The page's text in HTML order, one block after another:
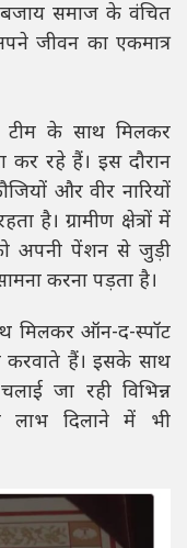
समाज के वंचित
जीवन का एकमात्र
टीम के साथ मिलकर
कर रहे हैं। इस दौरान
और वीर नारियों
है। ग्रामीण क्षेत्रों में
अपनी पेंशन से जुड़ी
करना पड़ता है।
मिलकर ऑन-द-स्पॉट
हैं। इसके साथ
जा रही विभिन्न
लाभ दिलाने में भी